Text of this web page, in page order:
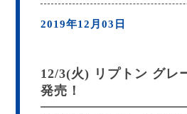
2019年12月03日
12/3(火) リプトン グレ
発売！